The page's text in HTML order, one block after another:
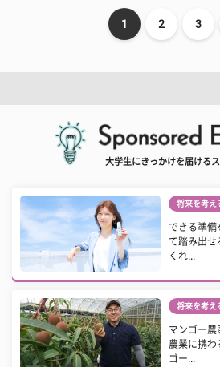
1 2 3
大学生にきっかけを届ける
将来を考え
できる準備
て踏み出
くれ...
将来を考え
マンゴー農
農業に携わ
ゴー...